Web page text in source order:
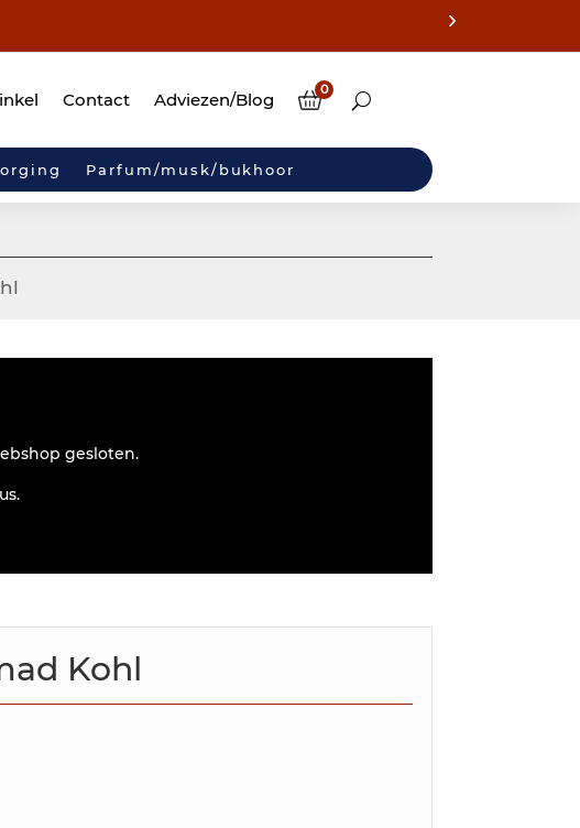
Contact Adviezen/Blog 0
Parfum/musk/bukhoor
gesloten.
Kohl